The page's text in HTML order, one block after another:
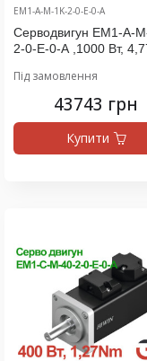
EM1-A-M-1K-2-0-E-0-A
Серводвигун EM1-A-
2-0-E-0-A ,1000 Вт,
Під замовлення
43743 грн
Купити